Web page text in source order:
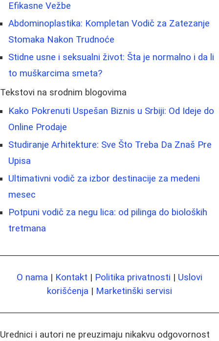
Efikasne Vežbe
Abdominoplastika: Kompletan Vodič za Zatezanje
Stomaka Nakon Trudnoće
Stidne usne i seksualni život: Šta je normalno i da li
to muškarcima smeta?
Tekstovi na srodnim blogovima
Kako Pokrenuti Uspešan Biznis u Srbiji: Od Ideje do
Online Prodaje
Studiranje Arhitekture: Sve Što Treba Da Znaš Pre
Upisa
Ultimativni vodič za izbor destinacije za medeni
mesec
Potpuni vodič za negu lica: od pilinga do bioloških
tretmana
O nama | Kontakt | Politika privatnosti | Uslovi
korišćenja | Marketinški servisi
Urednici i autori ne preuzimaju nikakvu odgovornost